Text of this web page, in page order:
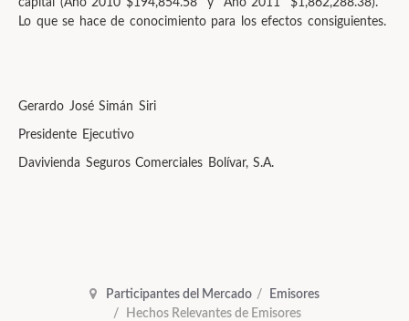
capital (Año 2010 $194,854.58 y Año 2011 $1,862,288.38).
Lo que se hace de conocimiento para los efectos consiguientes.
Gerardo José Simán Siri
Presidente Ejecutivo
Davivienda Seguros Comerciales Bolívar, S.A.
Participantes del Mercado
Emisores
Hechos Relevantes de Emisores